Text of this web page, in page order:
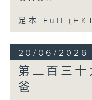
足本 Full
20/06/2026
第二百三
爸